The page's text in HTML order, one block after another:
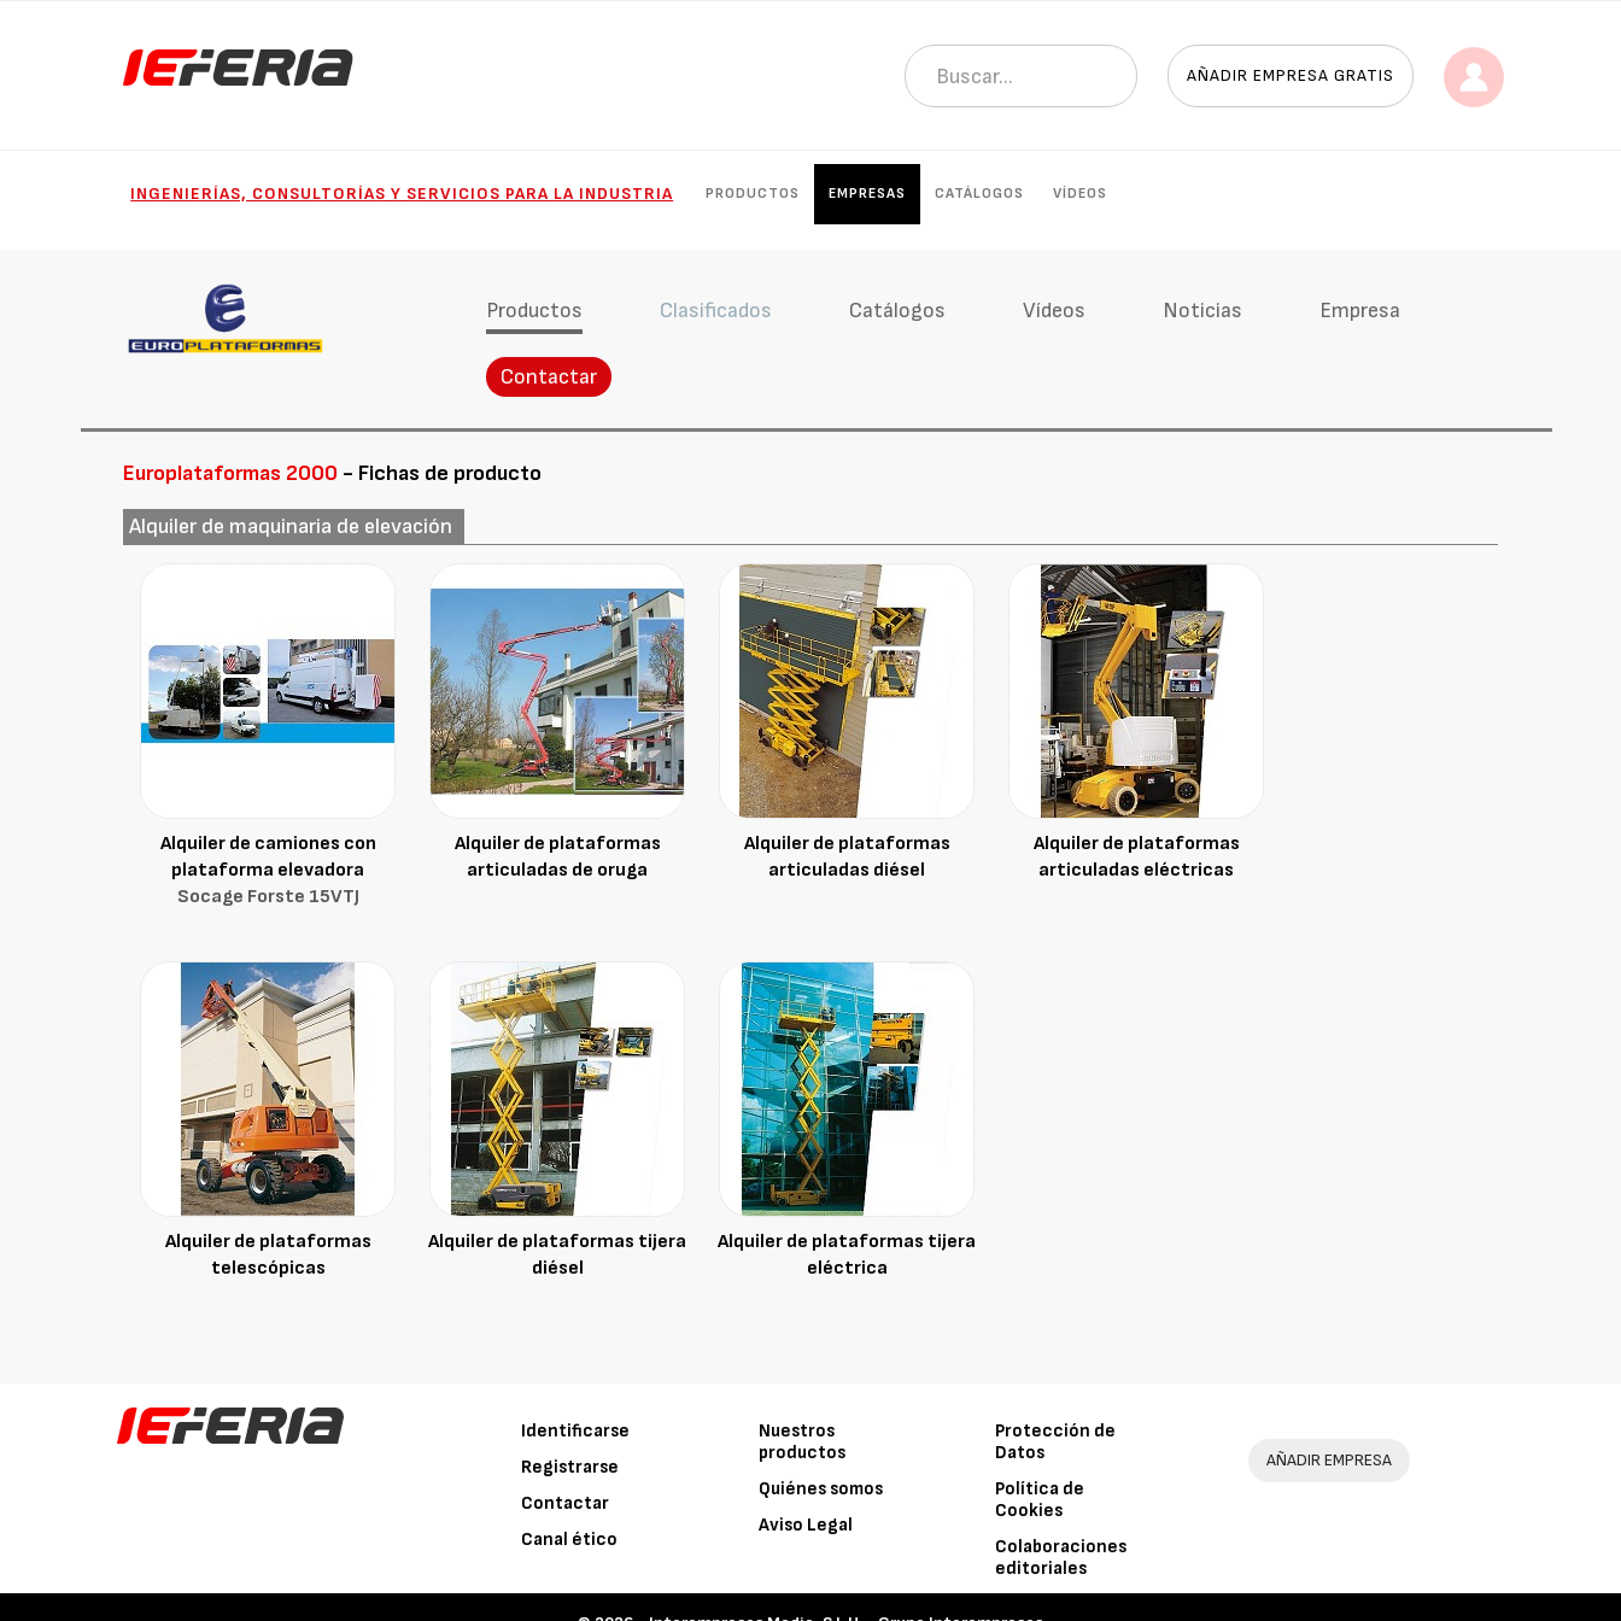
AÑADIR EMPRESA GRATIS
INGENIERÍAS, CONSULTORÍAS Y SERVICIOS PARA LA INDUSTRIA PRODUCTOS EMPRESAS CATÁLOGOS VÍDEOS
Productos Clasificados Catálogos Vídeos Noticias Empresa
Contactar
Europlataformas 2000 - Fichas de producto
Alquiler de maquinaria de elevación
Alquiler de camiones con
plataforma elevadora
Socage Forste 15VTJ
Alquiler de plataformas
articuladas de oruga
Alquiler de plataformas
articuladas diésel
Alquiler de plataformas
articuladas eléctricas
Alquiler de plataformas
telescópicas
Alquiler de plataformas tijera
diésel
Alquiler de plataformas tijera
eléctrica
Identificarse
Registrarse
Contactar
Canal ético
Nuestros
productos
Quiénes somos
Aviso Legal
Protección de
Datos
Política de
Cookies
Colaboraciones
editoriales
AÑADIR EMPRESA